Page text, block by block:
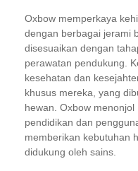
Oxbow memperkaya
dengan berbagai jerami
disesuaikan dengan
perawatan pendukung.
kesehatan dan
khusus mereka, yang
hewan. Oxbow
pendidikan dan
memberikan kebutuhan
didukung oleh sains.